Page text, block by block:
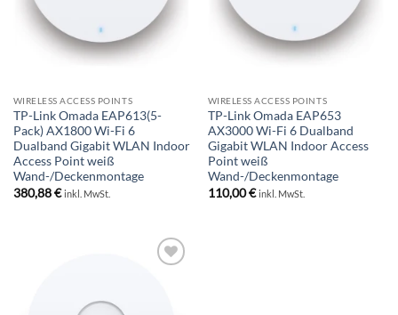
WIRELESS ACCESS POINTS
TP-Link Omada EAP613(5-
Pack) AX1800 Wi-Fi 6
Dualband Gigabit WLAN Indoor
Access Point weiß
Wand-/Deckenmontage
380,88€ inkl. MwSt.
WIRELESS ACCESS POINTS
TP-Link Omada EAP653
AX3000 Wi-Fi 6 Dualband
Gigabit WLAN Indoor Access
Point weiß
Wand-/Deckenmontage
110,00€ inkl. MwSt.